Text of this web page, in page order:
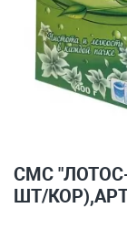
СМС
ШТ/